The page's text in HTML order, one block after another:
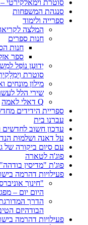
סוטרת וימאלקירטי –
סנגהת המשפחות
ספרייה ולימוד
המלצה
חנות ספרים
חנות
ספר
יְדוּעָן נוֹפֵל
סוטרת
מילון מונחים
שירי הלל
Q דאלי לאמה
ספריית הידידים
עברנו בית
עדכון חשוב לחדשים
על דאנה ושלמוּת
עם סיום ביקורה של
פוג'ה לטארה
פוג'ת "מדיסין
פעילויות דהרמה
"חינוך
היום יום –
הדרך
הבודהיזם
פעילויות דהרמה